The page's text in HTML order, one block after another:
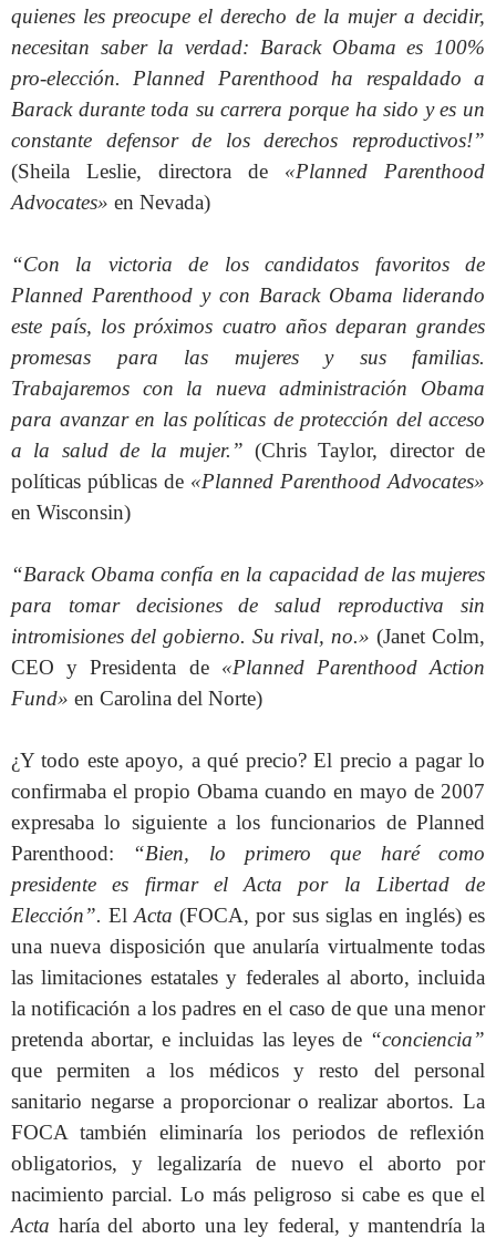
quienes les preocupe el derecho de la mujer a decidir,
necesitan saber la verdad: Barack Obama es 100%
pro-elección. Planned Parenthood ha respaldado a
Barack durante toda su carrera porque ha sido y es un
constante defensor de los derechos reproductivos!”
(Sheila Leslie, directora de «Planned Parenthood
Advocates» en Nevada)
“Con la victoria de los candidatos favoritos de
Planned Parenthood y con Barack Obama liderando
este país, los próximos cuatro años deparan grandes
promesas para las mujeres y sus familias.
Trabajaremos con la nueva administración Obama
para avanzar en las políticas de protección del acceso
a la salud de la mujer.” (Chris Taylor, director de
políticas públicas de «Planned Parenthood Advocates»
en Wisconsin)
“Barack Obama confía en la capacidad de las mujeres
para tomar decisiones de salud reproductiva sin
intromisiones del gobierno. Su rival, no.» (Janet Colm,
CEO y Presidenta de «Planned Parenthood Action
Fund» en Carolina del Norte)
¿Y todo este apoyo, a qué precio? El precio a pagar lo
confirmaba el propio Obama cuando en mayo de 2007
expresaba lo siguiente a los funcionarios de Planned
Parenthood: “Bien, lo primero que haré como
presidente es firmar el Acta por la Libertad de
Elección”. ElActa (FOCA, por sus siglas en inglés) es
una nueva disposición que anularía virtualmente todas
las limitaciones estatales y federales al aborto, incluida
la notificación a los padres en el caso de que una menor
pretenda abortar, e incluidas las leyes de “conciencia”
que permiten a los médicos y resto del personal
sanitario negarse a proporcionar o realizar abortos. La
FOCA también eliminaría los periodos de reflexión
obligatorios, y legalizaría de nuevo el aborto por
nacimiento parcial. Lo más peligroso si cabe es que el
Acta haría del aborto una ley federal, y mantendría la